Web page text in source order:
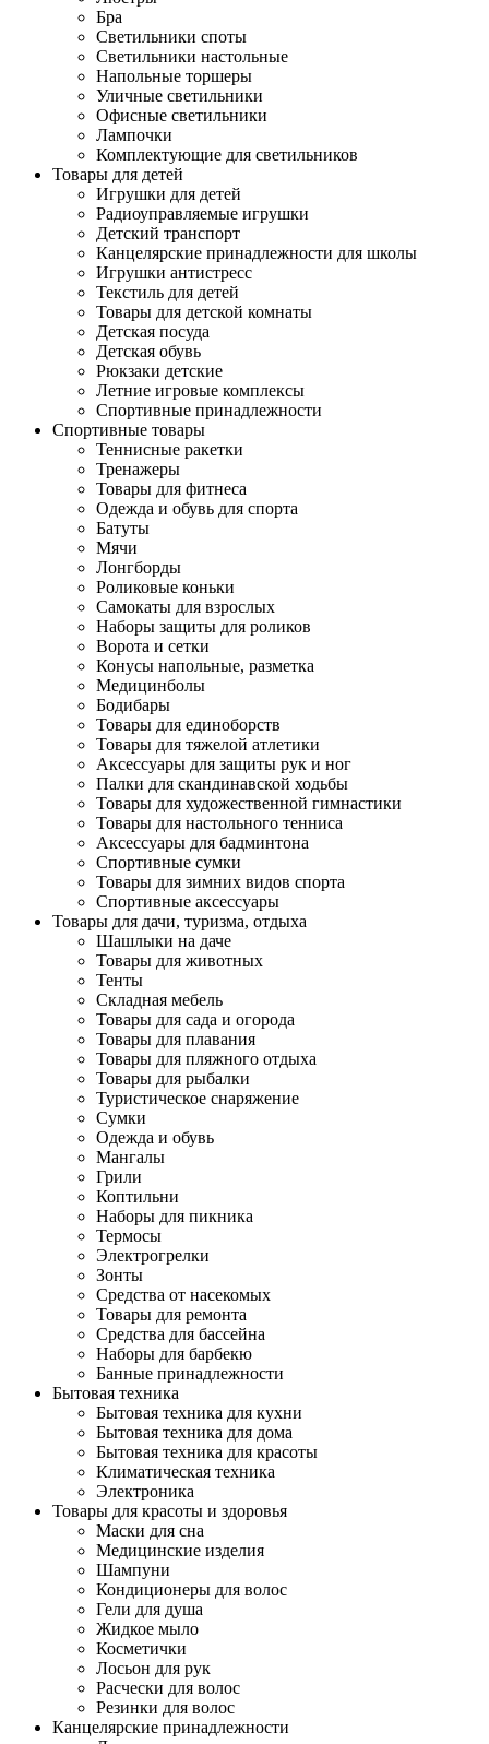
Бра
Светильники споты
Светильники настольные
Напольные торшеры
Уличные светильники
Офисные светильники
Лампочки
Комплектующие для светильников
Товары для детей
Игрушки для детей
Радиоуправляемые игрушки
Детский транспорт
Канцелярские принадлежности для школы
Игрушки антистресс
Текстиль для детей
Товары для детской комнаты
Детская посуда
Детская обувь
Рюкзаки детские
Летние игровые комплексы
Спортивные принадлежности
Спортивные товары
Теннисные ракетки
Тренажеры
Товары для фитнеса
Одежда и обувь для спорта
Батуты
Мячи
Лонгборды
Роликовые коньки
Самокаты для взрослых
Наборы защиты для роликов
Ворота и сетки
Конусы напольные, разметка
Медицинболы
Бодибары
Товары для единоборств
Товары для тяжелой атлетики
Аксессуары для защиты рук и ног
Палки для скандинавской ходьбы
Товары для художественной гимнастики
Товары для настольного тенниса
Аксессуары для бадминтона
Спортивные сумки
Товары для зимних видов спорта
Спортивные аксессуары
Товары для дачи, туризма, отдыха
Шашлыки на даче
Товары для животных
Тенты
Складная мебель
Товары для сада и огорода
Товары для плавания
Товары для пляжного отдыха
Товары для рыбалки
Туристическое снаряжение
Сумки
Одежда и обувь
Мангалы
Грили
Коптильни
Наборы для пикника
Термосы
Электрогрелки
Зонты
Средства от насекомых
Товары для ремонта
Средства для бассейна
Наборы для барбекю
Банные принадлежности
Бытовая техника
Бытовая техника для кухни
Бытовая техника для дома
Бытовая техника для красоты
Климатическая техника
Электроника
Товары для красоты и здоровья
Маски для сна
Медицинские изделия
Шампуни
Кондиционеры для волос
Гели для душа
Жидкое мыло
Косметички
Лосьон для рук
Расчески для волос
Резинки для волос
Канцелярские принадлежности